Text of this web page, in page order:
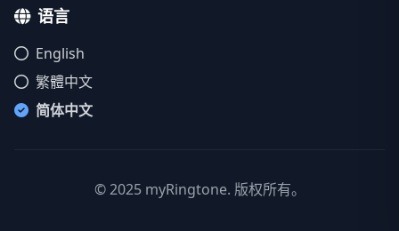
语言
English
繁體中文
简体中文
© 2025 myRingtone. 版权所有。